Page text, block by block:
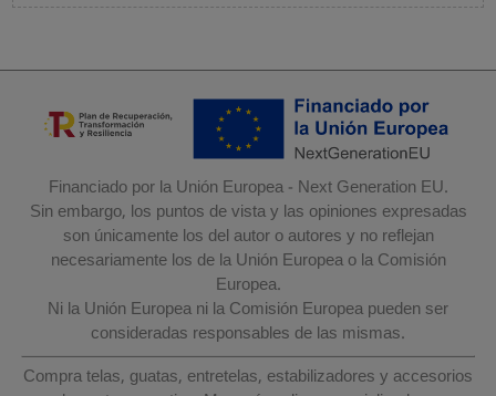
Financiado por la Unión Europea - Next Generation EU.
Sin embargo, los puntos de vista y las opiniones expresadas
son únicamente los del autor o autores y no reflejan
necesariamente los de la Unión Europea o la Comisión
Europea.
Ni la Unión Europea ni la Comisión Europea pueden ser
consideradas responsables de las mismas.
Compra telas, guatas, entretelas, estabilizadores y accesorios